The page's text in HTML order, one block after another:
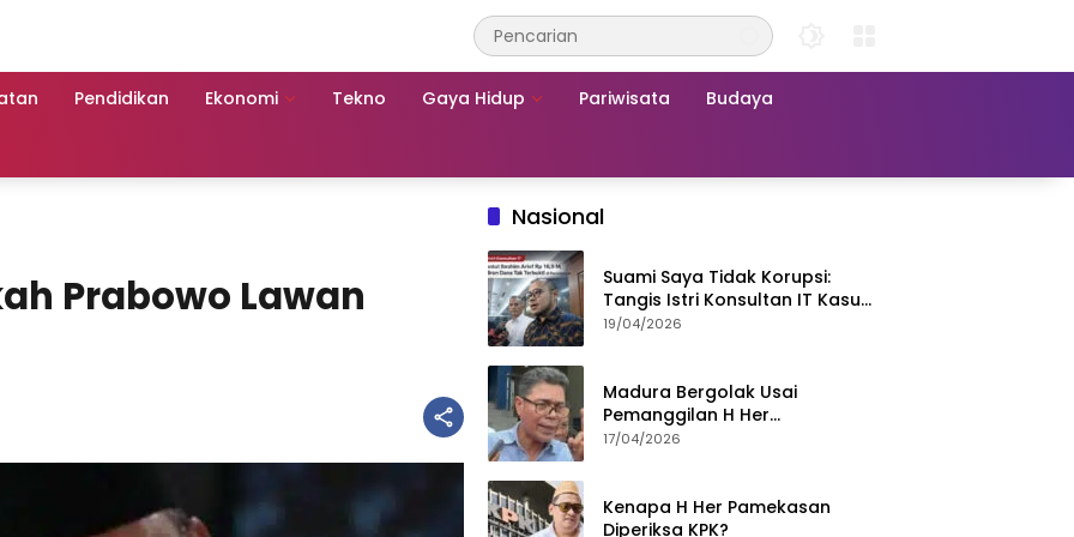
Pendidikan Ekonomi Tekno Gaya Hidup Pariwisata Budaya
Prabowo Lawan
Nasional
Suami Saya Tidak Korupsi:
Tangis Istri Konsultan IT Kasus
Nadiem Dituntut 22,5 Tahun
19/04/2026
Madura Bergolak Usai
Pemanggilan H Her
Pamekasan, Faizal Assegaf
17/04/2026
Kenapa H Her Pamekasan
Diperiksa KPK?